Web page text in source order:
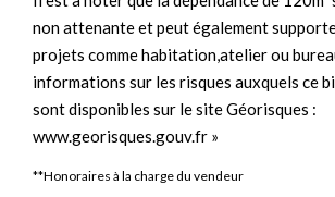
non attenante et peut également
projets comme habitation,atelier ou
informations sur les risques auxquels ce
sont disponibles sur le site Géorisques :
www.georisques.gouv.fr »
**Honoraires à la charge du vendeur